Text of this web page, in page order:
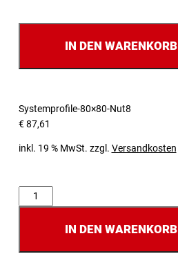
IN DEN WARENKORB
Systemprofile-80×80-Nut8
€87,61
inkl. 19 % MwSt. zzgl. Versandkosten
Anzahl
IN DEN WARENKORB